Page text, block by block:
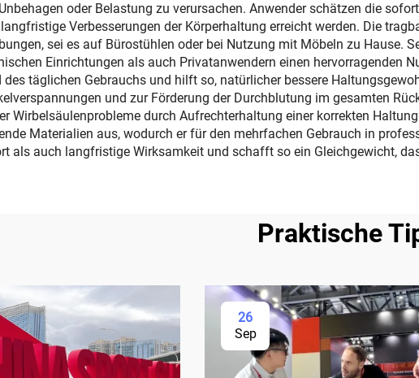
oder Belastung zu verursachen. Anwender schätzen die
Verbesserungen der Körperhaltung erreicht werden. Die
sei es auf Bürostühlen oder bei Nutzung mit Möbeln zu Hause.
Einrichtungen als auch Privatanwendern einen hervorragenden
täglichen Gebrauchs und hilft so, natürlicher bessere
und zur Förderung der Durchblutung im gesamten
Wirbelsäulenprobleme durch Aufrechterhaltung einer korrekten
Materialien aus, wodurch er für den mehrfachen Gebrauch in
als auch langfristige Wirksamkeit und schafft so ein Gleichgewicht,
Praktische
26
Sep